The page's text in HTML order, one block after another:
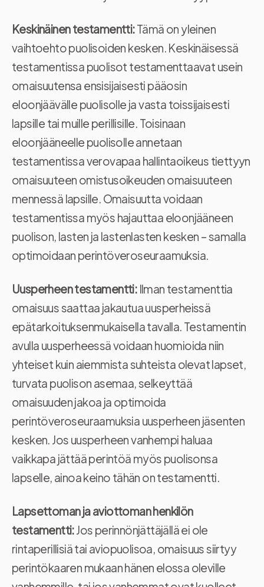
Keskinäinen testamentti:Tämä on yleinen
vaihtoehto puolisoiden kesken. Keskinäisessä
testamentissa puolisot testamenttaavat usein
omaisuutensa ensisijaisesti pääosin
eloonjäävälle puolisolle ja vasta toissijaisesti
lapsille tai muille perillisille. Toisinaan
eloonjääneelle puolisolle annetaan
testamentissa verovapaa hallintaoikeus tiettyyn
omaisuuteen omistusoikeuden omaisuuteen
mennessä lapsille. Omaisuutta voidaan
testamentissa myös hajauttaa eloonjääneen
puolison, lasten ja lastenlasten kesken – samalla
optimoidaan perintöveroseuraamuksia.
Uusperheen testamentti: Ilman testamenttia
omaisuus saattaa jakautua uusperheissä
epätarkoituksenmukaisella tavalla. Testamentin
avulla uusperheessä voidaan huomioida niin
yhteiset kuin aiemmista suhteista olevat lapset,
turvata puolison asemaa, selkeyttää
omaisuuden jakoa ja optimoida
perintöveroseuraamuksia uusperheen jäsenten
kesken. Jos uusperheen vanhempi haluaa
vaikkapa jättää perintöä myös puolisonsa
lapselle, ainoa keino tähän on testamentti.
Lapsettoman ja aviottoman henkilön
testamentti:Jos perinnönjättäjällä ei ole
rintaperillisiä tai aviopuolisoa, omaisuus siirtyy
perintökaaren mukaan hänen elossa oleville